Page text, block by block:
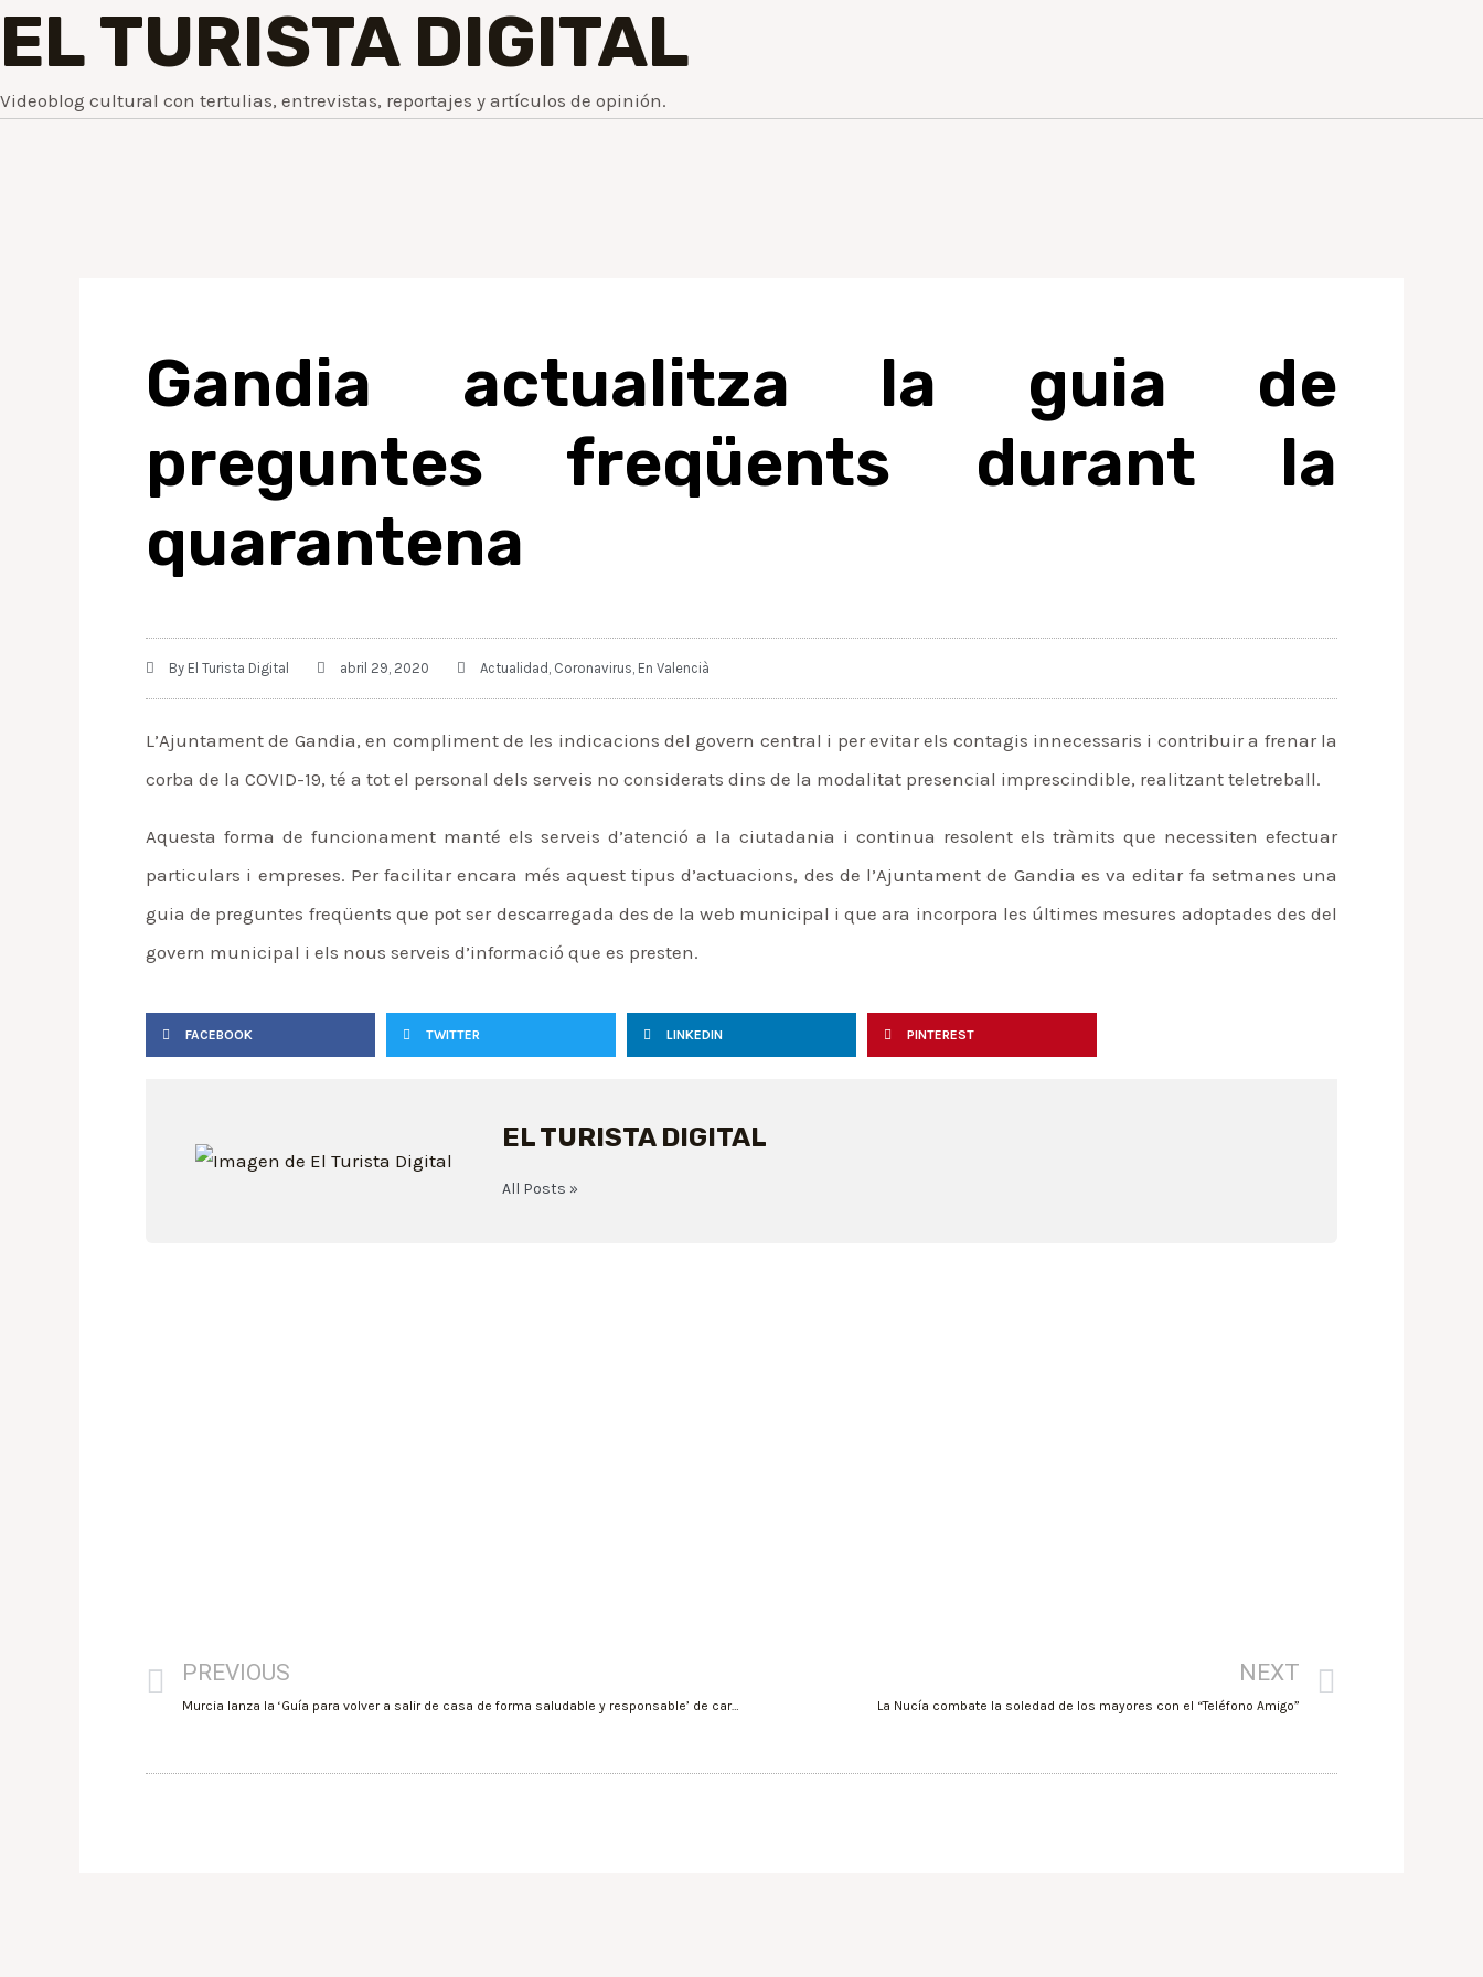
EL TURISTA DIGITAL
Videoblog cultural con tertulias, entrevistas, reportajes y artículos de opinión.
Gandia actualitza la guia de
preguntes freqüents durant la
quarantena
By El Turista Digital abril 29, 2020 Actualidad Coronavirus En Valencià
L’Ajuntament de Gandia, en compliment de les indicacions del govern central i per evitar els contagis innecessaris i contribuir a frenar la
corba de la COVID-19, té a tot el personal dels serveis no considerats dins de la modalitat presencial imprescindible, realitzant teletreball.
Aquesta forma de funcionament manté els serveis d’atenció a la ciutadania i continua resolent els tràmits que necessiten efectuar
particulars i empreses. Per facilitar encara més aquest tipus d’actuacions, des de l’Ajuntament de Gandia es va editar fa setmanes una
guia de preguntes freqüents que pot ser descarregada des de la web municipal i que ara incorpora les últimes mesures adoptades des del
govern municipal i els nous serveis d’informació que es presten.
FACEBOOK TWITTER LINKEDIN PINTEREST
EL TURISTA DIGITAL
All Posts »
PREVIOUS
Murcia lanza la ‘Guía para volver a salir de casa de forma saludable y responsable’ de cara al sábado 2 de mayo
NEXT
La Nucía combate la soledad de los mayores con el “Teléfono Amigo”